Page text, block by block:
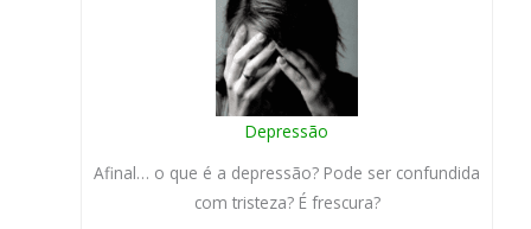
Depressão
Afinal… o que é a depressão? Pode ser confundida
com tristeza? É frescura?